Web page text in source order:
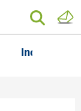
Inchieste